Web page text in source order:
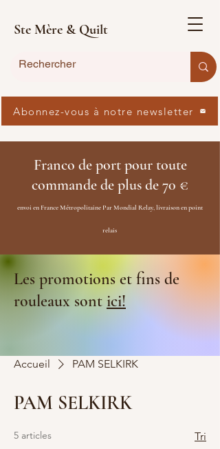
Ste Mère & Quilt
Franco de port pour toute
commande de plus de 70 €
envoi en France Métropolitaine Par Mondial Relay, livraison en point
relais
Les promotions et fins de
rouleaux sontici!
Abonnez-vous à notre newsletter
Accueil PAM SELKIRK
PAM SELKIRK
5 articles Tri